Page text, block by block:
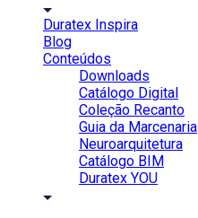
Duratex Inspira
Blog
Conteúdos
Downloads
Catálogo Digital
Coleção Recanto
Guia da Marcenaria
Neuroarquitetura
Catálogo BIM
Duratex YOU